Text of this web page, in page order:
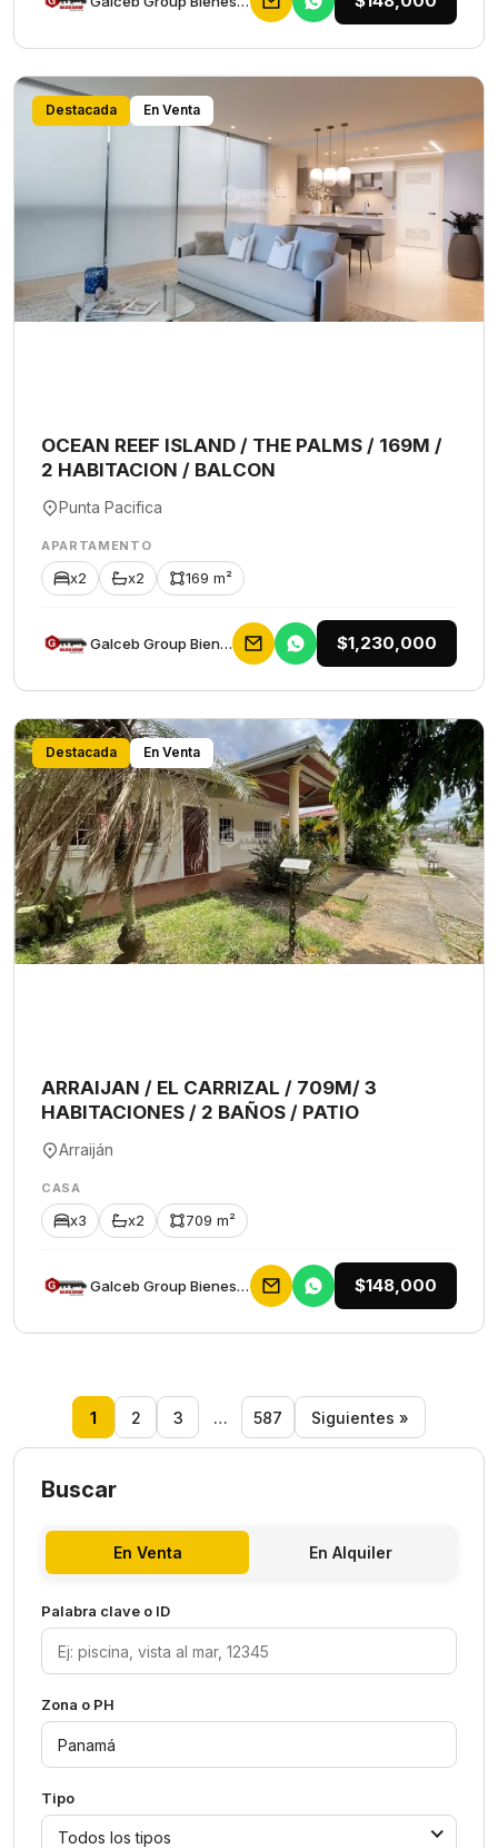
Destacada En Venta
OCEAN REEF ISLAND / THE PALMS / 169M /
2 HABITACION / BALCON
Punta Pacifica
APARTAMENTO
x2 x2 169 m²
Galceb Group Bienes Raices $1,230,000
Destacada En Venta
ARRAIJAN / EL CARRIZAL / 709M/ 3
HABITACIONES / 2 BAÑOS / PATIO
Arraiján
CASA
x3 x2 709 m²
Galceb Group Bienes Raices $148,000
1 2 3 … 587 Siguientes »
Buscar
En Venta En Alquiler
Palabra clave o ID
Zona o PH
Tipo
Todos los tipos